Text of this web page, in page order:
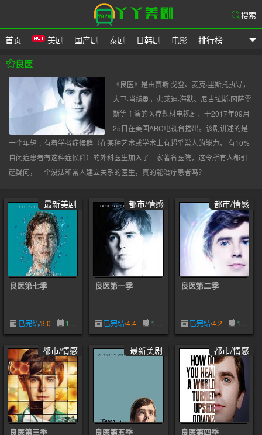
首页 美剧 国产剧 泰剧 日韩剧 电影 排行榜
搜索
良医
《良医》是由赛斯·戈登、麦克·里斯托执导，
大卫·肖编剧，弗莱迪·海默、尼古拉斯·冈萨雷
斯等主演的医疗题材电视剧，于2017年09月
25日在美国ABC电视台播出。该剧讲述的是
一个年轻﹑有着学者症候群（在某种艺术或学术上有超乎常人的能力， 有10%
自闭症患者有这种症候群）的外科医生加入了一家著名医院，这令所有人都引
起疑问，一个没法和常人建立关系的医生，真的能治疗患者吗？
最新美剧
良医第七季
已完结/3.0 11-05
都市/情感
良医第一季
已完结/4.4 10-30
都市/情感
良医第二季
已完结/4.2 10-30
都市/情感
良医第三季
最新美剧
良医第五季
都市/情感
良医第四季